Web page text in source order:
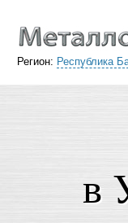
Регион: Республика
в